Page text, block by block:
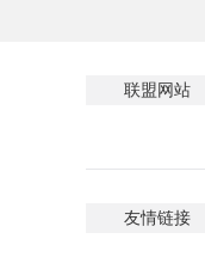
联盟网站
友情链接